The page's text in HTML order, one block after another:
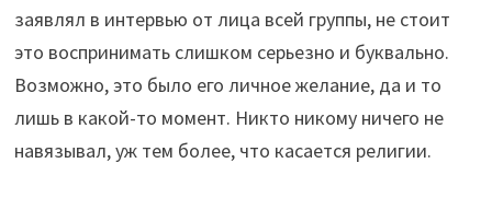
заявлял в интервью от лица всей группы, не стоит
это воспринимать слишком серьезно и буквально.
Возможно, это было его личное желание, да и то
лишь в какой-то момент. Никто никому ничего не
навязывал, уж тем более, что касается религии.